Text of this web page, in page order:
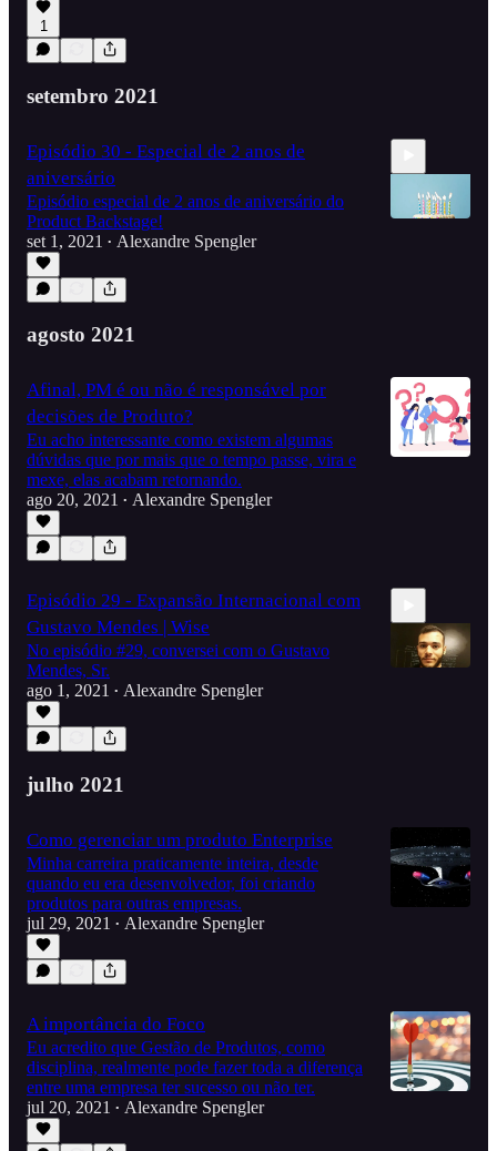
1
setembro 2021
Episódio 30 - Especial de 2 anos de
aniversário
Episódio especial de 2 anos de aniversário do
Product Backstage!
set 1, 2021
• Alexandre Spengler
agosto 2021
Afinal, PM é ou não é responsável por
decisões de Produto?
Eu acho interessante como existem algumas
dúvidas que por mais que o tempo passe, vira e
mexe, elas acabam retornando.
ago 20, 2021
• Alexandre Spengler
Episódio 29 - Expansão Internacional com
Gustavo Mendes | Wise
No episódio #29, conversei com o Gustavo
Mendes, Sr.
ago 1, 2021
• Alexandre Spengler
julho 2021
Como gerenciar um produto Enterprise
Minha carreira praticamente inteira, desde
quando eu era desenvolvedor, foi criando
produtos para outras empresas.
jul 29, 2021
• Alexandre Spengler
A importância do Foco
Eu acredito que Gestão de Produtos, como
disciplina, realmente pode fazer toda a diferença
entre uma empresa ter sucesso ou não ter.
jul 20, 2021
• Alexandre Spengler